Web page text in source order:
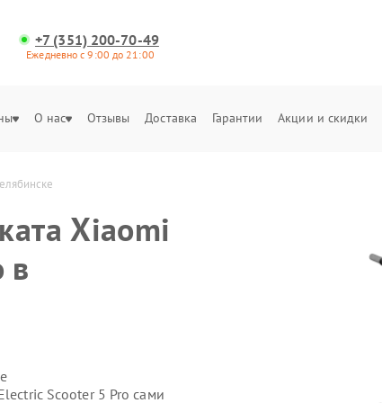
+7 (351) 200-70-49
Ежедневно с 9:00 до 21:00
О нас Отзывы Доставка Гарантии Акции и скидки
Xiaomi
в
Scooter 5 Pro сами